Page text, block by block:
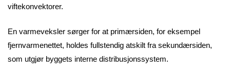
viftekonvektorer.
En varmeveksler sørger for at primærsiden, for eksempel
fjernvarmenettet, holdes fullstendig atskilt fra sekundærsiden,
som utgjør byggets interne distribusjonssystem.